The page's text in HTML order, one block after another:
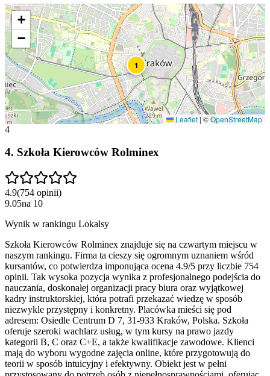
1
+
−
Leaflet |©OpenStreetMap
4
4. Szkoła Kierowców Rolminex
4.9(754 opinii)
9.05na 10
Wynik w rankingu Lokalsy
Szkoła Kierowców Rolminex znajduje się na czwartym miejscu w
naszym rankingu. Firma ta cieszy się ogromnym uznaniem wśród
kursantów, co potwierdza imponująca ocena 4.9/5 przy liczbie 754
opinii. Tak wysoka pozycja wynika z profesjonalnego podejścia do
nauczania, doskonałej organizacji pracy biura oraz wyjątkowej
kadry instruktorskiej, która potrafi przekazać wiedzę w sposób
niezwykle przystępny i konkretny. Placówka mieści się pod
adresem: Osiedle Centrum D 7, 31-933 Kraków, Polska. Szkoła
oferuje szeroki wachlarz usług, w tym kursy na prawo jazdy
kategorii B, C oraz C+E, a także kwalifikacje zawodowe. Klienci
mają do wyboru wygodne zajęcia online, które przygotowują do
teorii w sposób intuicyjny i efektywny. Obiekt jest w pełni